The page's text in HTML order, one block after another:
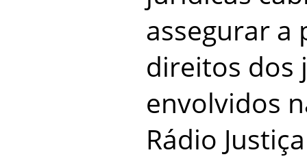
assegurar a
direitos dos
envolvidos
Rádio